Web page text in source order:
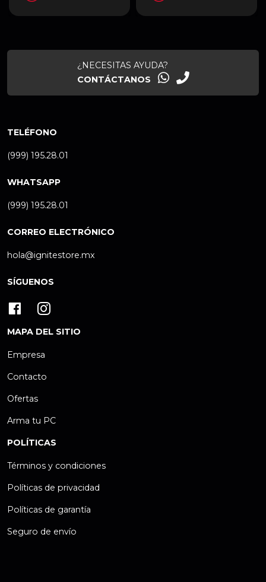
¿NECESITAS AYUDA?
CONTÁCTANOS
TELÉFONO
(999) 195.28.01
WHATSAPP
(999) 195.28.01
CORREO ELECTRÓNICO
hola@ignitestore.mx
SÍGUENOS
MAPA DEL SITIO
Empresa
Contacto
Ofertas
Arma tu PC
POLÍTICAS
Términos y condiciones
Políticas de privacidad
Políticas de garantía
Seguro de envío